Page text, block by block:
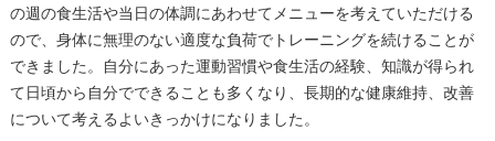
の週の食生活や当日の体調にあわせてメニューを考えていただける
ので、身体に無理のない適度な負荷でトレーニングを続けることが
できました。自分にあった運動習慣や食生活の経験、知識が得られ
て日頃から自分でできることも多くなり、長期的な健康維持、改善
について考えるよいきっかけになりました。